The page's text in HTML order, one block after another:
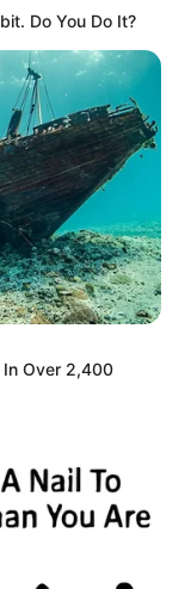
Do You Do It?
In Over 2,400